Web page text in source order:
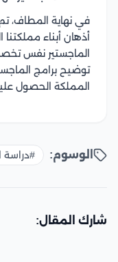
في نهاية المطاف،
أذهان أبناء
الماجستير نفس
توضيح برامج
المملكة الحصول
الوسوم: #دراسة
شارك المقال: